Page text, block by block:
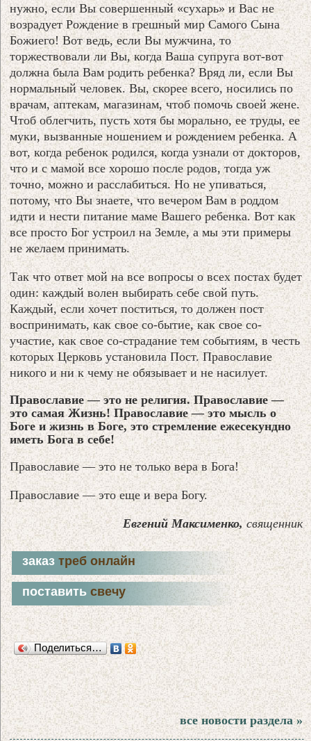
нужно, если Вы совершенный «сухарь» и Вас не
возрадует Рождение в грешный мир Самого Сына
Божиего! Вот ведь, если Вы мужчина, то
торжествовали ли Вы, когда Ваша супруга вот-вот
должна была Вам родить ребенка? Вряд ли, если Вы
нормальный человек. Вы, скорее всего, носились по
врачам, аптекам, магазинам, чтоб помочь своей жене.
Чтоб облегчить, пусть хотя бы морально, ее труды, ее
муки, вызванные ношением и рождением ребенка. А
вот, когда ребенок родился, когда узнали от докторов,
что и с мамой все хорошо после родов, тогда уж
точно, можно и расслабиться. Но не упиваться,
потому, что Вы знаете, что вечером Вам в роддом
идти и нести питание маме Вашего ребенка. Вот как
все просто Бог устроил на Земле, а мы эти примеры
не желаем принимать.
Так что ответ мой на все вопросы о всех постах будет
один: каждый волен выбирать себе свой путь.
Каждый, если хочет поститься, то должен пост
воспринимать, как свое со-бытие, как свое со-
участие, как свое со-страдание тем событиям, в честь
которых Церковь установила Пост. Православие
никого и ни к чему не обязывает и не насилует.
Православие — это не религия. Православие —
это самая Жизнь! Православие — это мысль о
Боге и жизнь в Боге, это стремление ежесекундно
иметь Бога в себе!
Православие — это не только вера в Бога!
Православие — это еще и вера Богу.
Евгений Максименко,священник
заказтреб онлайн
поставитьсвечу
Поделиться…
все новости раздела »